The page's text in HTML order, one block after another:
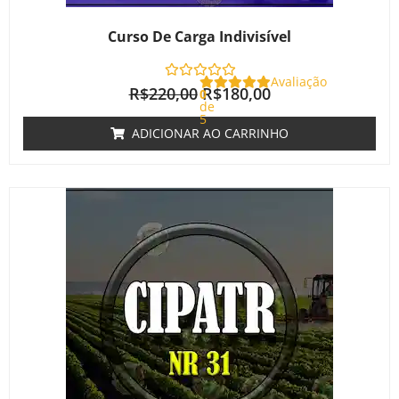
Curso De Carga Indivisível
Avaliação
0
de
5
R$220,00 R$180,00
ADICIONAR AO CARRINHO